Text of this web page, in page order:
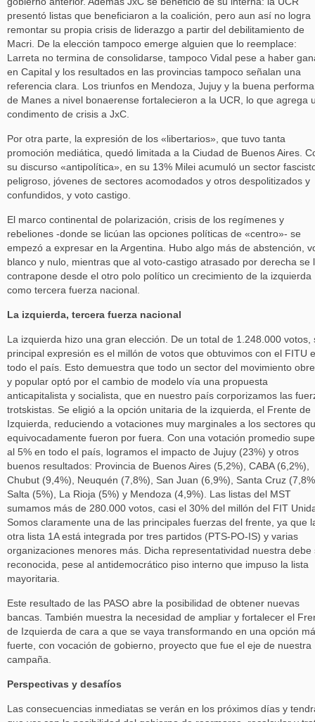
presentó listas que beneficiaron a la coalición, pero aun así no logra
remontar su propia crisis de liderazgo a partir del debilitamiento de
Macri. De la elección tampoco emerge alguien que lo reemplace:
Larreta no termina de consolidarse, tampoco Vidal pese a haber
en Capital y los resultados en las provincias tampoco señalan una
referencia clara. Los triunfos en Mendoza, Jujuy y la buena
de Manes a nivel bonaerense fortalecieron a la UCR, lo que agrega
condimento de crisis a JxC.
Por otra parte, la expresión de los «libertarios», que tuvo tanta
promoción mediática, quedó limitada a la Ciudad de Buenos Aires.
su discurso «antipolítica», en su 13% Milei acumuló un sector
peligroso, jóvenes de sectores acomodados y otros despolitizados y
confundidos, y voto castigo.
El marco continental de polarización, crisis de los regímenes y
rebeliones -donde se licúan las opciones políticas de «centro»- se
empezó a expresar en la Argentina. Hubo algo más de abstención,
blanco y nulo, mientras que al voto-castigo atrasado por derecha se
contrapone desde el otro polo político un crecimiento de la izquierda
como tercera fuerza nacional.
La izquierda, tercera fuerza nacional
La izquierda hizo una gran elección. De un total de 1.248.000 votos,
principal expresión es el millón de votos que obtuvimos con el FITU
todo el país. Esto demuestra que todo un sector del movimiento
y popular optó por el cambio de modelo vía una propuesta
anticapitalista y socialista, que en nuestro país corporizamos las
trotskistas. Se eligió a la opción unitaria de la izquierda, el Frente de
Izquierda, reduciendo a votaciones muy marginales a los sectores
equivocadamente fueron por fuera. Con una votación promedio
al 5% en todo el país, logramos el impacto de Jujuy (23%) y otros
buenos resultados: Provincia de Buenos Aires (5,2%), CABA (6,2%),
Chubut (9,4%), Neuquén (7,8%), San Juan (6,9%), Santa Cruz
Salta (5%), La Rioja (5%) y Mendoza (4,9%). Las listas del MST
sumamos más de 280.000 votos, casi el 30% del millón del FIT
Somos claramente una de las principales fuerzas del frente, ya que
otra lista 1A está integrada por tres partidos (PTS-PO-IS) y varias
organizaciones menores más. Dicha representatividad nuestra debe
reconocida, pese al antidemocrático piso interno que impuso la lista
mayoritaria.
Este resultado de las PASO abre la posibilidad de obtener nuevas
bancas. También muestra la necesidad de ampliar y fortalecer el
de Izquierda de cara a que se vaya transformando en una opción
fuerte, con vocación de gobierno, proyecto que fue el eje de nuestra
campaña.
Perspectivas y desafíos
Las consecuencias inmediatas se verán en los próximos días y